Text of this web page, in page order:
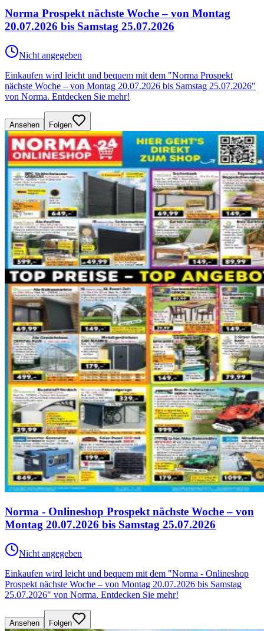
Norma Prospekt nächste Woche – von Montag
20.07.2026 bis Samstag 25.07.2026
Nicht angegeben
Einkaufen wird leicht und bequem mit dem "Norma Prospekt
nächste Woche – von Montag 20.07.2026 bis Samstag 25.07.2026"
von Norma. Entdecken Sie mehr!
Ansehen Folgen
Norma - Onlineshop Prospekt nächste Woche – von
Montag 20.07.2026 bis Samstag 25.07.2026
Nicht angegeben
Einkaufen wird leicht und bequem mit dem "Norma - Onlineshop
Prospekt nächste Woche – von Montag 20.07.2026 bis Samstag
25.07.2026" von Norma. Entdecken Sie mehr!
Ansehen Folgen